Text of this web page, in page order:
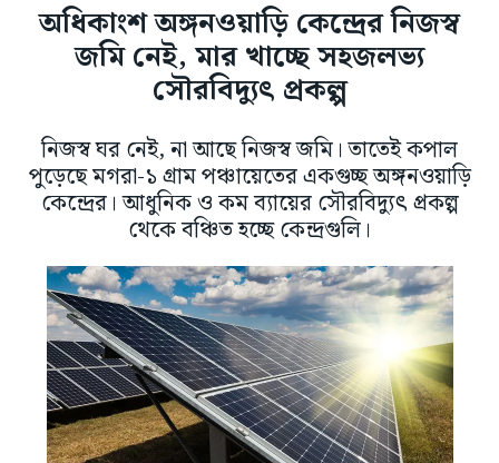
অধিকাংশ অঙ্গনওয়াড়ি কেন্দ্রের নিজস্ব
জমি নেই, মার খাচ্ছে সহজলভ্য
সৌরবিদ্যুৎ প্রকল্প
নিজস্ব ঘর নেই, না আছে নিজস্ব জমি। তাতেই কপাল
পুড়েছে মগরা-১ গ্রাম পঞ্চায়েতের একগুচ্ছ অঙ্গনওয়াড়ি
কেন্দ্রের। আধুনিক ও কম ব্যায়ের সৌরবিদ্যুৎ প্রকল্প
থেকে বঞ্চিত হচ্ছে কেন্দ্রগুলি।